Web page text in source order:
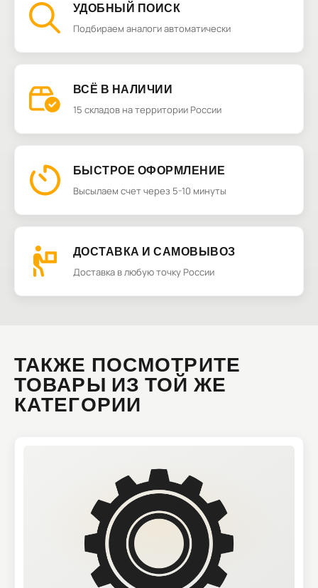
УДОБНЫЙ ПОИСК
Подбираем аналоги автоматически
ВСЁ В НАЛИЧИИ
15 складов на территории России
БЫСТРОЕ ОФОРМЛЕНИЕ
Высылаем счет через 5-10 минуты
ДОСТАВКА И САМОВЫВОЗ
Доставка в любую точку России
ТАКЖЕ ПОСМОТРИТЕ
ТОВАРЫ ИЗ ТОЙ ЖЕ
КАТЕГОРИИ